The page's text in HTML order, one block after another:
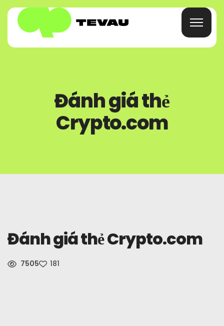
Tin Tức
Đánh giá thẻ
Crypto.com
Đánh giá thẻ Crypto.com
7505 181